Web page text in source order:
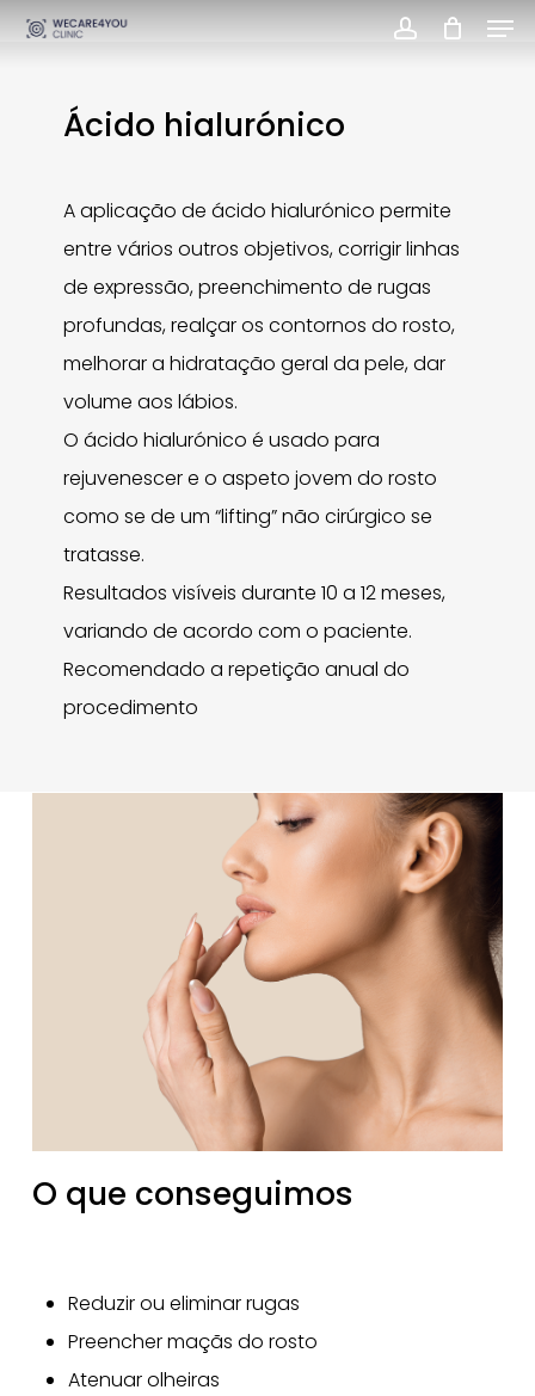
Skip
contentÁcido hialurónico
A aplicação de ácido hialurónico permite
entre vários outros objetivos, corrigir linhas
de expressão, preenchimento de rugas
profundas, realçar os contornos do rosto,
melhorar a hidratação geral da pele, dar
volume aos lábios.
O ácido hialurónico é usado para
rejuvenescer e o aspeto jovem do rosto
como se de um “lifting” não cirúrgico se
tratasse.
Resultados visíveis durante 10 a 12 meses,
variando de acordo com o paciente.
Recomendado a repetição anual do
procedimento
O que conseguimos
Reduzir ou eliminar rugas
Preencher maçãs do rosto
Atenuar olheiras